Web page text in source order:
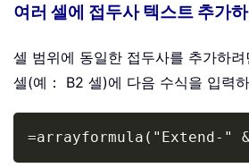
여러 셀에 접두사 텍스트 추가하
셀 범위에 동일한 접두사를 추가하
셀(예： B2 셀)에 다음 수식을 입력하
=arrayformula("Extend-"